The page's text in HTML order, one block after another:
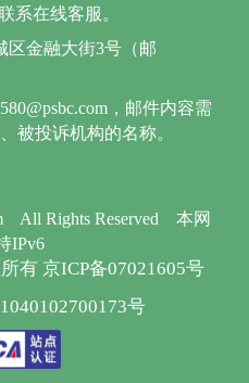
All Rights Reserved
本网
IPv6
有 京ICP备07021605号
号
系在线客服。
区金融大街3号（邮
，邮件内容需
被投诉机构的名称。